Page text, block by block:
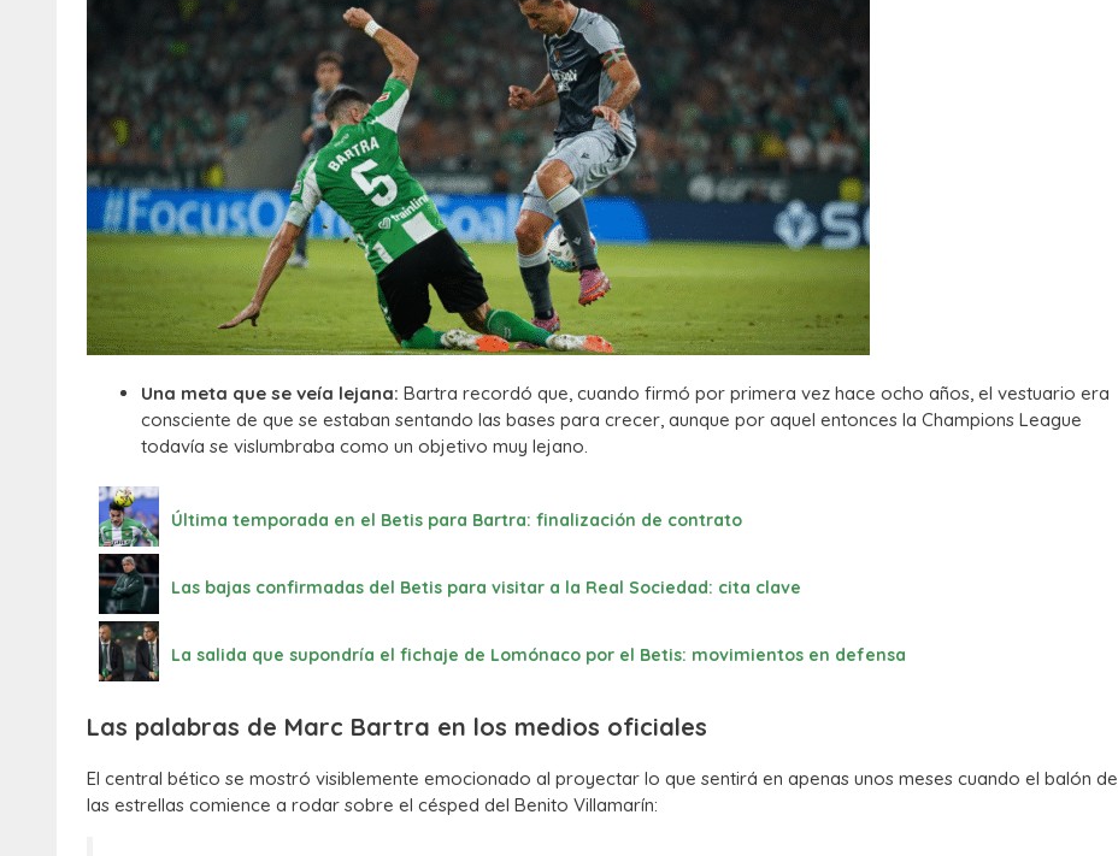
Una meta que se veía lejana: Bartra recordó que, cuando firmó por primera vez hace ocho años, el vestuario era
consciente de que se estaban sentando las bases para crecer, aunque por aquel entonces la Champions League
todavía se vislumbraba como un objetivo muy lejano.
Última temporada en el Betis para Bartra: finalización de contrato
Las bajas confirmadas del Betis para visitar a la Real Sociedad: cita clave
La salida que supondría el fichaje de Lomónaco por el Betis: movimientos en defensa
Las palabras de Marc Bartra en los medios oficiales
El central bético se mostró visiblemente emocionado al proyectar lo que sentirá en apenas unos meses cuando el balón de
las estrellas comience a rodar sobre el césped del Benito Villamarín: